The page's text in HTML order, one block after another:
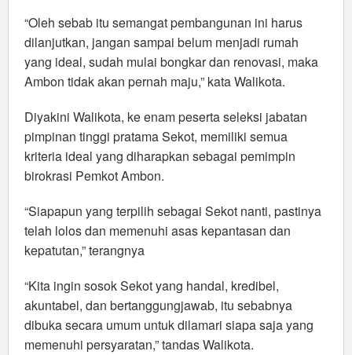
“Oleh sebab itu semangat pembangunan ini harus
dilanjutkan, jangan sampai belum menjadi rumah
yang ideal, sudah mulai bongkar dan renovasi, maka
Ambon tidak akan pernah maju,” kata Walikota.
Diyakini Walikota, ke enam peserta seleksi jabatan
pimpinan tinggi pratama Sekot, memiliki semua
kriteria ideal yang diharapkan sebagai pemimpin
birokrasi Pemkot Ambon.
“Siapapun yang terpilih sebagai Sekot nanti, pastinya
telah lolos dan memenuhi asas kepantasan dan
kepatutan,” terangnya
“Kita ingin sosok Sekot yang handal, kredibel,
akuntabel, dan bertanggungjawab, itu sebabnya
dibuka secara umum untuk dilamari siapa saja yang
memenuhi persyaratan,” tandas Walikota.